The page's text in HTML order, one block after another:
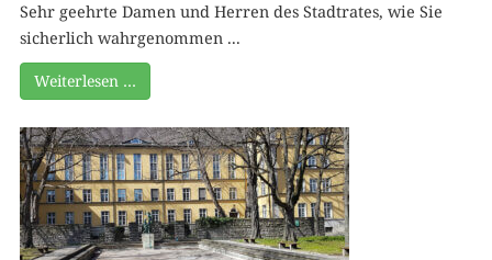
Sehr geehrte Damen und Herren des Stadtrates, wie Sie
sicherlich wahrgenommen ...
Weiterlesen …